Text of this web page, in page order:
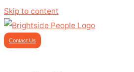
Skip to content
Contact Us